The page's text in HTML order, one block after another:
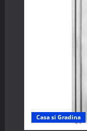
Casa si Gradina